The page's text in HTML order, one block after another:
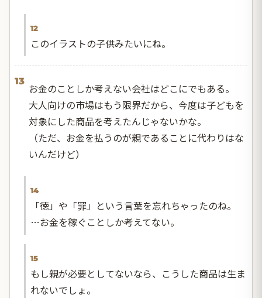
12
このイラストの子供みたいにね。
13
お金のことしか考えない会社はどこにでもある。
大人向けの市場はもう限界だから、今度は子どもを
対象にした商品を考えたんじゃないかな。
（ただ、お金を払うのが親であることに代わりはな
いんだけど）
14
「徳」や「罪」という言葉を忘れちゃったのね。
…お金を稼ぐことしか考えてない。
15
もし親が必要としてないなら、こうした商品は生ま
れないでしょ。